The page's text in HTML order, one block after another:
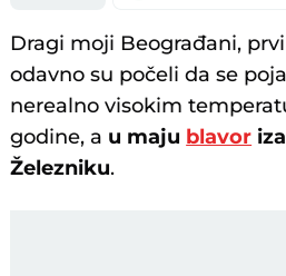
Dragi moji Beograđani,
odavno su počeli da se
nerealno visokim
godine, a u maju blavor
Železniku.